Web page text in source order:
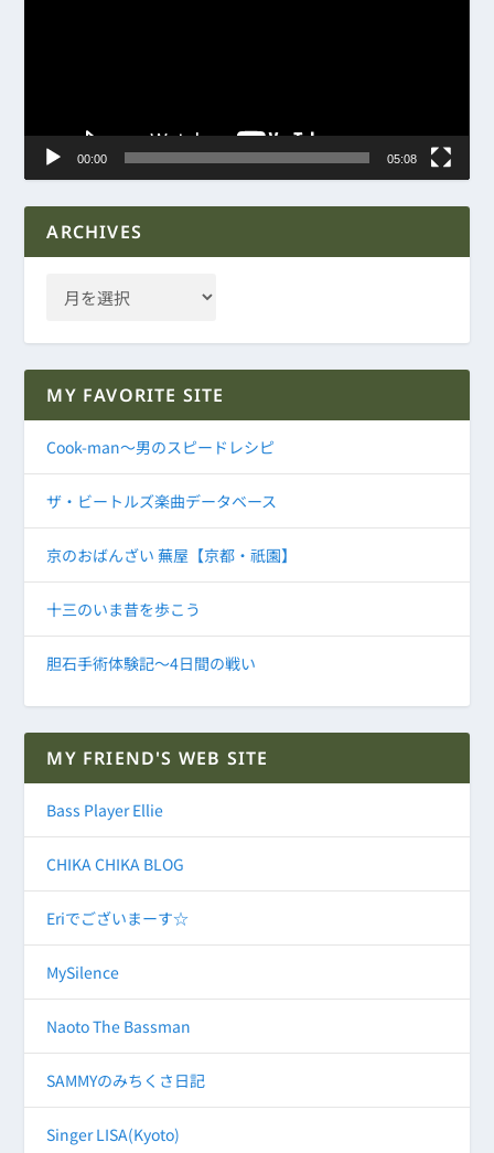
00:00 05:08
ARCHIVES
MY FAVORITE SITE
Cook-man～男のスピードレシピ
ザ・ビートルズ楽曲データベース
京のおばんざい 蕪屋【京都・祇園】
十三のいま昔を歩こう
胆石手術体験記～4日間の戦い
MY FRIEND'S WEB SITE
Bass Player Ellie
CHIKA CHIKA BLOG
Eriでございまーす☆
MySilence
Naoto The Bassman
SAMMYのみちくさ日記
Singer LISA(Kyoto)